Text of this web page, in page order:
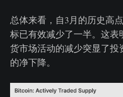
总体来看，自3月的历史高
标已有效减少了一半。这表
货市场活动的减少突显了投
的净下降。